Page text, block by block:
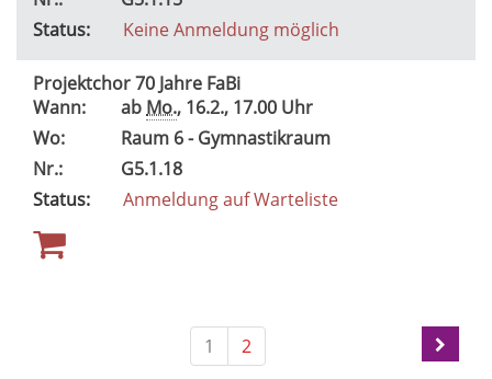
Status:
Keine Anmeldung möglich
Projektchor 70 Jahre FaBi
Wann:
ab Mo., 16.2., 17.00 Uhr
Wo:
Raum 6 - Gymnastikraum
Nr.:
G5.1.18
Status:
Anmeldung auf Warteliste
1 2